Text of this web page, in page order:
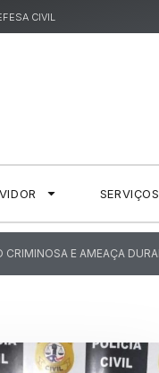
CIVIL
E AMEAÇA